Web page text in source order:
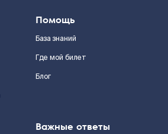
Помощь
База знаний
Где мой билет
Блог
Важные ответы